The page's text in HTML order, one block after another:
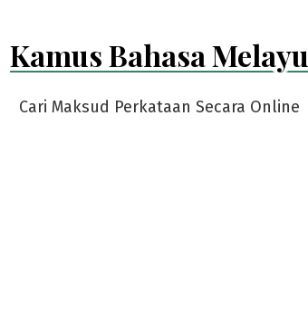
Kamus Bahasa Melayu
Cari Maksud Perkataan Secara Online